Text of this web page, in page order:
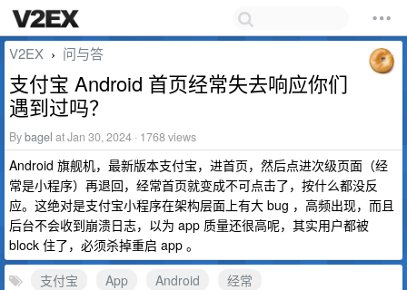
V2EX › 问与答
支付宝 Android 首页经常失去响应你们
遇到过吗？
Bybagel at Jan 30, 2024 · 1768 views
Android 旗舰机，最新版本支付宝，进首页，然后点进次级页面（经
常是小程序）再退回，经常首页就变成不可点击了，按什么都没反
应。这绝对是支付宝小程序在架构层面上有大 bug ，高频出现，而且
后台不会收到崩溃日志，以为 app 质量还很高呢，其实用户都被
block 住了，必须杀掉重启 app 。
支付宝
App Android
经常